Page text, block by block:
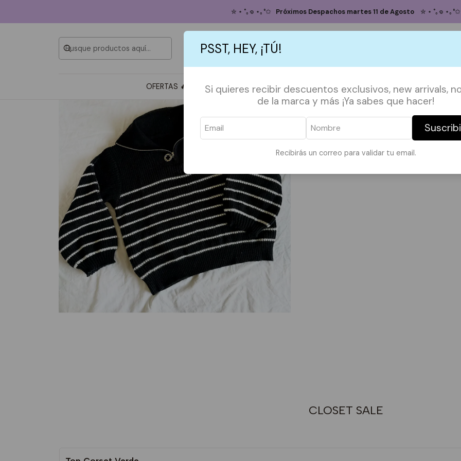
PSST, HEY, ¡TÚ!
Si quieres recibir descuentos exclusivos, new arrivals,
de la marca y más ¡Ya sabes que hacer!
Recibirás un correo para validar tu email.
OFERTAS 🔥 TOTE BAGS ACCESORIOS POLERAS POLERONES TAZAS PAPELERÍA &
✮ ⋆ ˚｡𖦹 ⋆｡°✩ Próximos Despachos martes 11 de Agosto ✮ ⋆ ˚｡𖦹 ⋆｡°✩
Inicio CLOSET SALE Sweater Linas
DESCRIPCIÓN:
Mostrar stock de
CLOSET SALE